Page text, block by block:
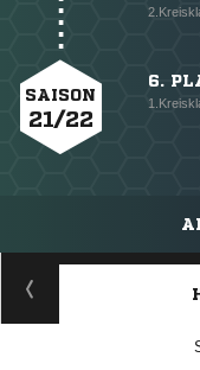
SAISON
21/22
6.